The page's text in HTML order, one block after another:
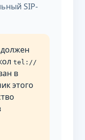
SIP-
tel://
в
этого